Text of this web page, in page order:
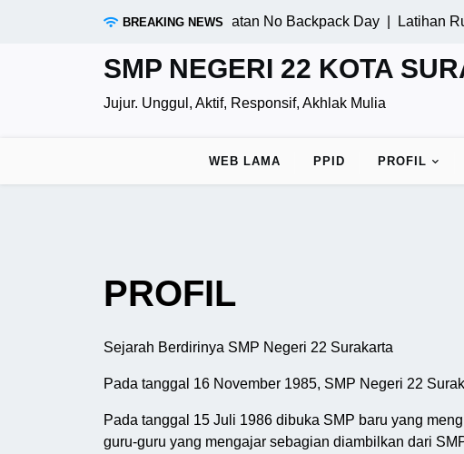
BREAKING NEWS
22 Kota Surakarta Gelar Kegiatan No Backpack Day |Latihan Rutin
SMP NEGERI 22 KOTA
Jujur. Unggul, Aktif, Responsif, Akhlak Mulia
WEB LAMA PPID PROFIL
PROFIL
Sejarah Berdirinya SMP Negeri 22 Surakarta
Pada tanggal 16 November 1985, SMP Negeri 22
Pada tanggal 15 Juli 1986 dibuka SMP baru yang
guru-guru yang mengajar sebagian diambilkan dari